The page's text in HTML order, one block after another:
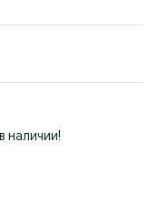
наличии!